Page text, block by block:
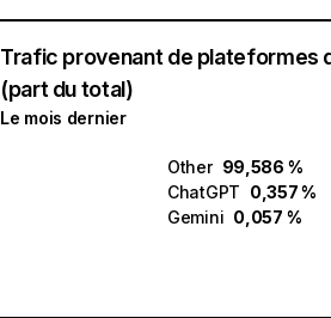
Trafic provenant de plateformes
(part du total)
Le mois dernier
Other 99,586 %
ChatGPT 0,357 %
Gemini 0,057 %